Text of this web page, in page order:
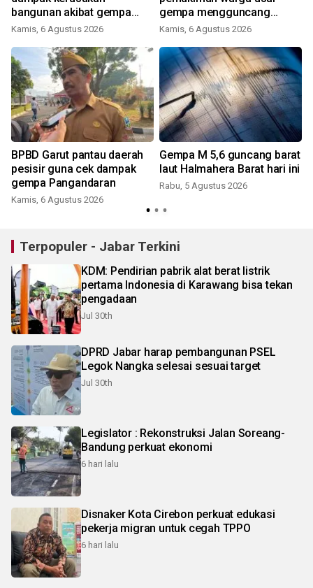
bangunan akibat gempa
Pangandaran
Kamis, 6 Agustus 2026
gempa mengguncang
dengan magnitudo 5,3
Kamis, 6 Agustus 2026
BPBD Garut pantau daerah
pesisir guna cek dampak
gempa Pangandaran
Kamis, 6 Agustus 2026
Gempa M 5,6 guncang barat
laut Halmahera Barat hari ini
Rabu, 5 Agustus 2026
Terpopuler - Jabar Terkini
KDM: Pendirian pabrik alat berat listrik
pertama Indonesia di Karawang bisa tekan
pengadaan
Jul 30th
DPRD Jabar harap pembangunan PSEL
Legok Nangka selesai sesuai target
Jul 30th
Legislator : Rekonstruksi Jalan Soreang-
Bandung perkuat ekonomi
6 hari lalu
Disnaker Kota Cirebon perkuat edukasi
pekerja migran untuk cegah TPPO
6 hari lalu